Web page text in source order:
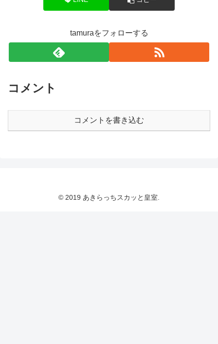
tamuraをフォローする
コメント
コメントを書き込む
© 2019 あきらっちスカッと皇室.